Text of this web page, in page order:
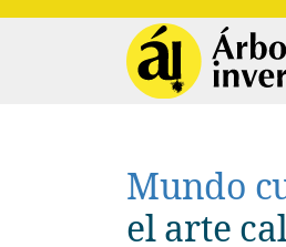
Mundo
el arte